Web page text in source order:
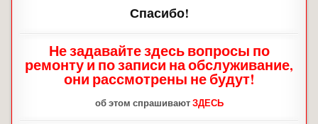
Спасибо!
Не задавайте здесь вопросы по
ремонту и по записи на обслуживание,
они рассмотрены не будут!
об этом спрашивают ЗДЕСЬ